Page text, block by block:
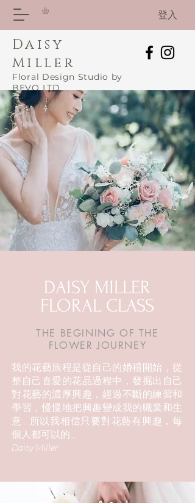
登入
Daisy
Miller
Floral Design Studio by
BEVO LTD
DAISY MILLER
FLORAL CLASS
THE BEGINING OF THE
FLOWER JOURNEY
我的花藝旅程是從自己的婚禮開始，從
整自己喜愛的花品過程中，發掘出自己
對花藝的濃厚興趣，經過不斷的練習和
學習，慢慢地把興趣變成我的職業和生
意... 所以我相信只要對花藝有興趣，每
個人都可以的...
Daisy Miller